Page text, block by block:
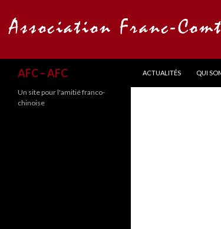
AFC – AFC
ACTUALITÉS
QUI
Un site pour l'amitié franco-
chinoise